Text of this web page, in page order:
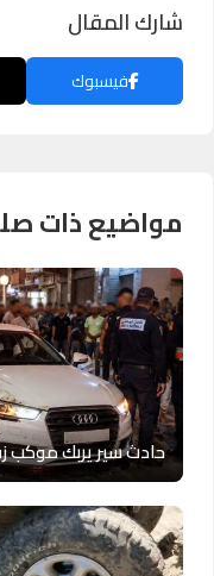
شارك المقال
فيسبوك
مواضيع ذات
حادث سير يربك موكب